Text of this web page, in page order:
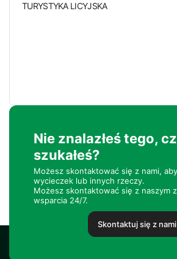
TURYSTYKA LICYJSKA
Nie znalazłeś tego,
szukałeś?
Możesz skontaktować się z nami,
wycieczek lub innych rzeczy.
Możesz skontaktować się z naszym
wsparcia 24/7.
Skontaktuj się z nami